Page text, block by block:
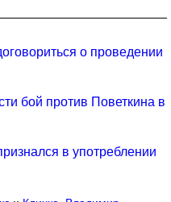
о проведении
бой против Поветкина в
в употреблении